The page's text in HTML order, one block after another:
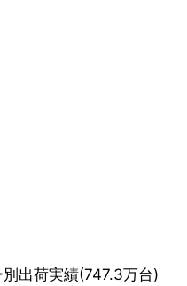
出荷実績(747.3万台)